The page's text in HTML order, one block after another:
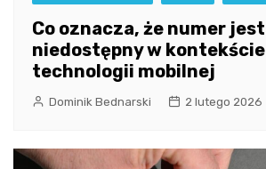
Co oznacza, że numer jest
niedostępny w kontekście
technologii mobilnej
Dominik Bednarski 2 lutego 2026